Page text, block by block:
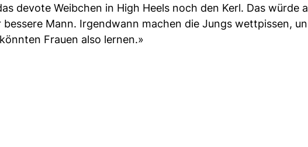
devote Weibchen in High Heels noch den Kerl. Das würde
Mann. Irgendwann machen die Jungs wettpissen,
Frauen also lernen.»